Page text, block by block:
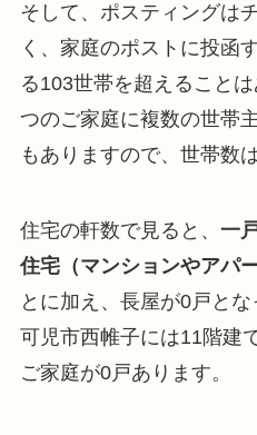
そして、ポスティングは
く、家庭のポストに投函
る103世帯を超えること
つのご家庭に複数の世帯
もありますので、世帯数
住宅の軒数で見ると、 一
住宅（マンションやアパ
とに加え、長屋が0戸と
可児市西帷子には11階建
ご家庭が0戸あります。